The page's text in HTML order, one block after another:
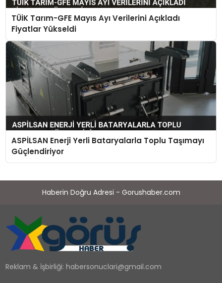
TÜİK Tarım-GFE Mayıs Ayı Verilerini Açıkladı
Fiyatlar Yükseldi
ASPİLSAN Enerji Yerli Bataryalarla Toplu Taşımayı
Güçlendiriyor
Haberin Doğru Adresi - Gorushaber.com
Reklam & İşbirliği:habersonuclari@gmail.com